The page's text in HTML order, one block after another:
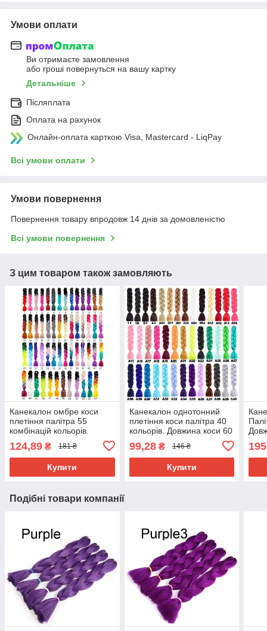
Умови оплати
Ви отримаєте замовлення
або гроші повернуться на вашу картку
Детальніше
Післяплата
Оплата на рахунок
Онлайн-оплата карткою Visa, Mastercard - LiqPay
Всі умови оплати
Умови повернення
Повернення товару впродовж 14 днів за домовленістю
Всі умови повернення
З цим товаром також замовляють
Канекалон омбре коси
плетіння палітра 55
комбінацій кольорів.
Термостійкий
124,89 ₴ 181 ₴
Купити
Канекалон однотонний
плетіння коси палітра 40
кольорів. Довжина коси 60
99,28₴ 146 ₴
Купити
195
Подібні товари компанії